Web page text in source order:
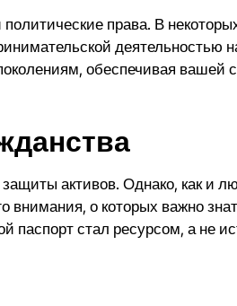
права. В
деятельностью
обеспечивая вашей
активов. Однако, как и
о которых важно
паспорт стал ресурсом, а не